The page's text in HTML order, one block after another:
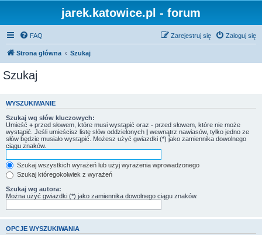
jarek.katowice.pl - forum
FAQ Zaloguj się
Zarejestruj się
Strona główna Szukaj
Szukaj
WYSZUKIWANIE
Szukaj wg słów kluczowych:
Umieść + przed słowem, które musi wystąpić oraz - przed słowem, które nie może
wystąpić. Jeśli umieścisz listę słów oddzielonych | wewnątrz nawiasów, tylko jedno ze
słów będzie musiało wystąpić. Możesz użyć gwiazdki (*) jako zamiennika dowolnego
ciągu znaków.
Szukaj wszystkich wyrażeń lub użyj wyrażenia wprowadzonego
Szukaj któregokolwiek z wyrażeń
Szukaj wg autora:
Można użyć gwiazdki (*) jako zamiennika dowolnego ciągu znaków.
OPCJE WYSZUKIWANIA